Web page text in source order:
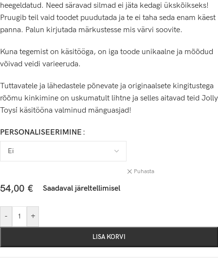
heegeldatud. Need säravad silmad ei jäta kedagi ükskõikseks!
Pruugib teil vaid toodet puudutada ja te ei taha seda enam käest
panna. Palun kirjutada märkustesse mis värvi soovite.
Kuna tegemist on käsitööga, on iga toode unikaalne ja mõõdud
võivad veidi varieeruda.
Tuttavatele ja lähedastele põnevate ja originaalsete kingitustega
rõõmu kinkimine on uskumatult lihtne ja selles aitavad teid Jolly
Toys´i käsitööna valminud mänguasjad!
PERSONALISEERIMINE
Puhasta
54,00 € Saadaval järeltellimisel
- +
LISA KORVI